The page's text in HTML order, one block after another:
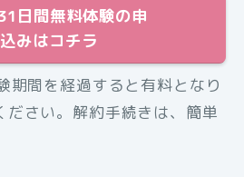
日間無料体験の申
みはコチラ
期間を経過すると有料となり
ださい。解約手続きは、簡単